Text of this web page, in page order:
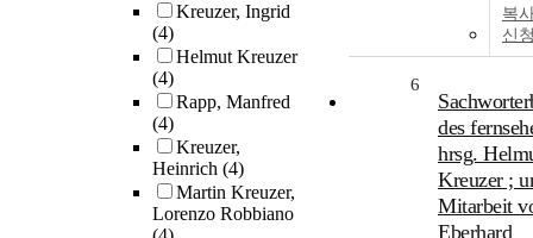
Kreuzer, Ingrid
(4)
Helmut Kreuzer
(4)
Rapp, Manfred
(4)
Kreuzer,
Heinrich (4)
Martin Kreuzer,
Lorenzo Robbiano
복
신
6
des
hrsg.
Kreuzer ;
Mitarbeit
Eberhard